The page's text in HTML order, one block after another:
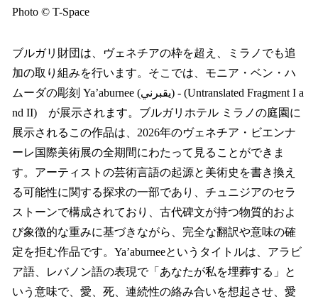
Photo © T-Space
ブルガリ財団は、ヴェネチアの枠を超え、ミラノでも追
加の取り組みを行います。そこでは、モニア・ベン・ハ
ムーダの彫刻 Ya’aburnee (يقبرني) - (Untranslated Fragment I a
nd II) が展示されます。ブルガリホテル ミラノの庭園に
展示されるこの作品は、2026年のヴェネチア・ビエンナ
ーレ国際美術展の全期間にわたって見ることができま
す。アーティストの芸術言語の起源と美術史を書き換え
る可能性に関する探求の一部であり、チュニジアのセラ
ストーンで構成されており、古代碑文が持つ物質的およ
び象徴的な重みに基づきながら、完全な翻訳や意味の確
定を拒む作品です。Ya’aburneeというタイトルは、アラビ
ア語、レバノン語の表現で「あなたが私を埋葬する」と
いう意味で、愛、死、連続性の絡み合いを想起させ、愛